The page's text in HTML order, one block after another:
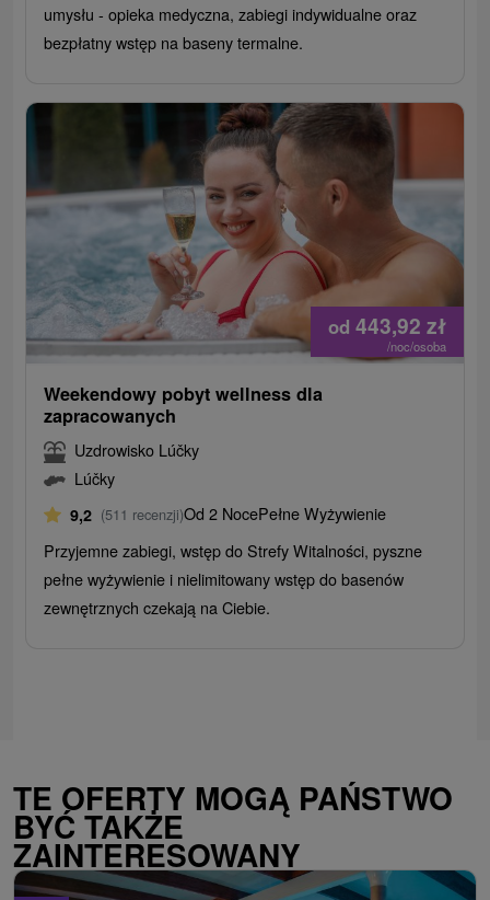
umysłu - opieka medyczna, zabiegi indywidualne oraz
bezpłatny wstęp na baseny termalne.
od 443,92 zł
/noc/osoba
Weekendowy pobyt wellness dla
zapracowanych
Uzdrowisko Lúčky
Lúčky
9,2 (511 recenzji)Od 2 NocePełne Wyżywienie
Przyjemne zabiegi, wstęp do Strefy Witalności, pyszne
pełne wyżywienie i nielimitowany wstęp do basenów
zewnętrznych czekają na Ciebie.
TE OFERTY MOGĄ PAŃSTWO
BYĆ TAKŻE
ZAINTERESOWANY